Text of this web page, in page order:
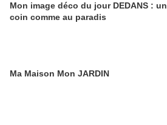
Mon image déco du jour DEDANS : un
coin comme au paradis
Ma Maison Mon JARDIN